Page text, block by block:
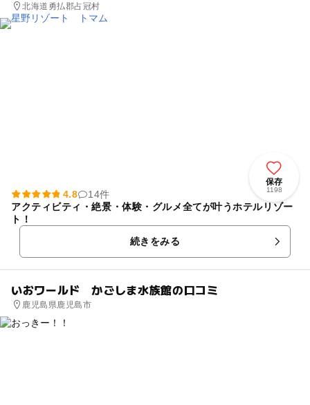
北海道勇払郡占冠村
保存
1198
4.8
14件
アクティビティ・絶景・体験・グルメ全てが叶うホテルリゾー
ト！
続きをみる
いおワールド かごしま水族館の口コミ
鹿児島県鹿児島市